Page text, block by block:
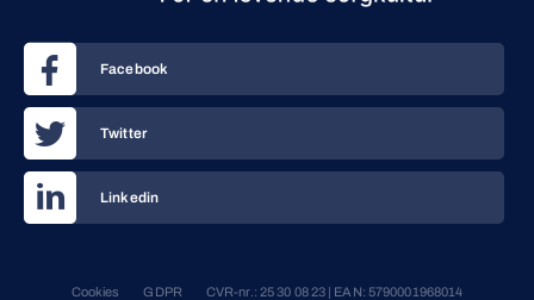
Cookies GDPR CVR-nr.: 25 30 08 23 | EAN: 5790001968014
Facebook
Twitter
Linkedin